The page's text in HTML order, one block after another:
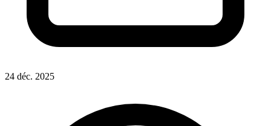
24 déc. 2025